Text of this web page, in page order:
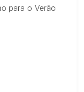
para o Verão